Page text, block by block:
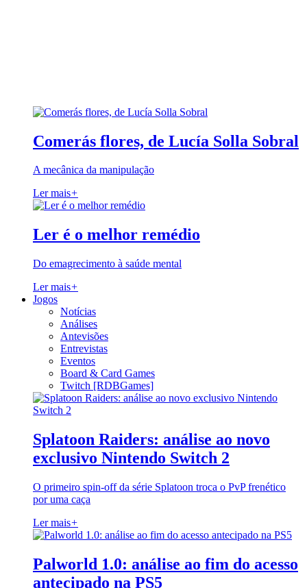
Comerás flores, de Lucía Solla Sobral
A mecânica da manipulação
Ler mais+
Ler é o melhor remédio
Do emagrecimento à saúde mental
Ler mais+
Jogos
Notícias
Análises
Antevisões
Entrevistas
Eventos
Board & Card Games
Twitch [RDBGames]
Splatoon Raiders: análise ao novo
exclusivo Nintendo Switch 2
O primeiro spin-off da série Splatoon troca o PvP frenético
por uma caça
Ler mais+
Palworld 1.0: análise ao fim do acesso
antecipado na PS5